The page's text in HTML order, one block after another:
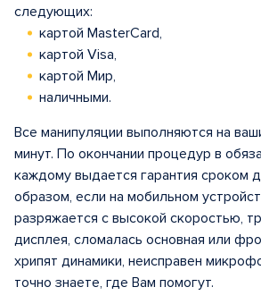
следующих:
картой MasterCard,
картой Visa,
картой Мир,
наличными.
Все манипуляции выполняются на
минут. По окончании процедур в
каждому выдается гарантия сроком
образом, если на мобильном
разряжается с высокой скоростью,
дисплея, сломалась основная или
хрипят динамики, неисправен
точно знаете, где Вам помогут.